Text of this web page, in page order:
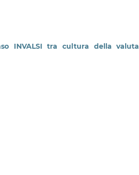
INVALSI tra cultura della